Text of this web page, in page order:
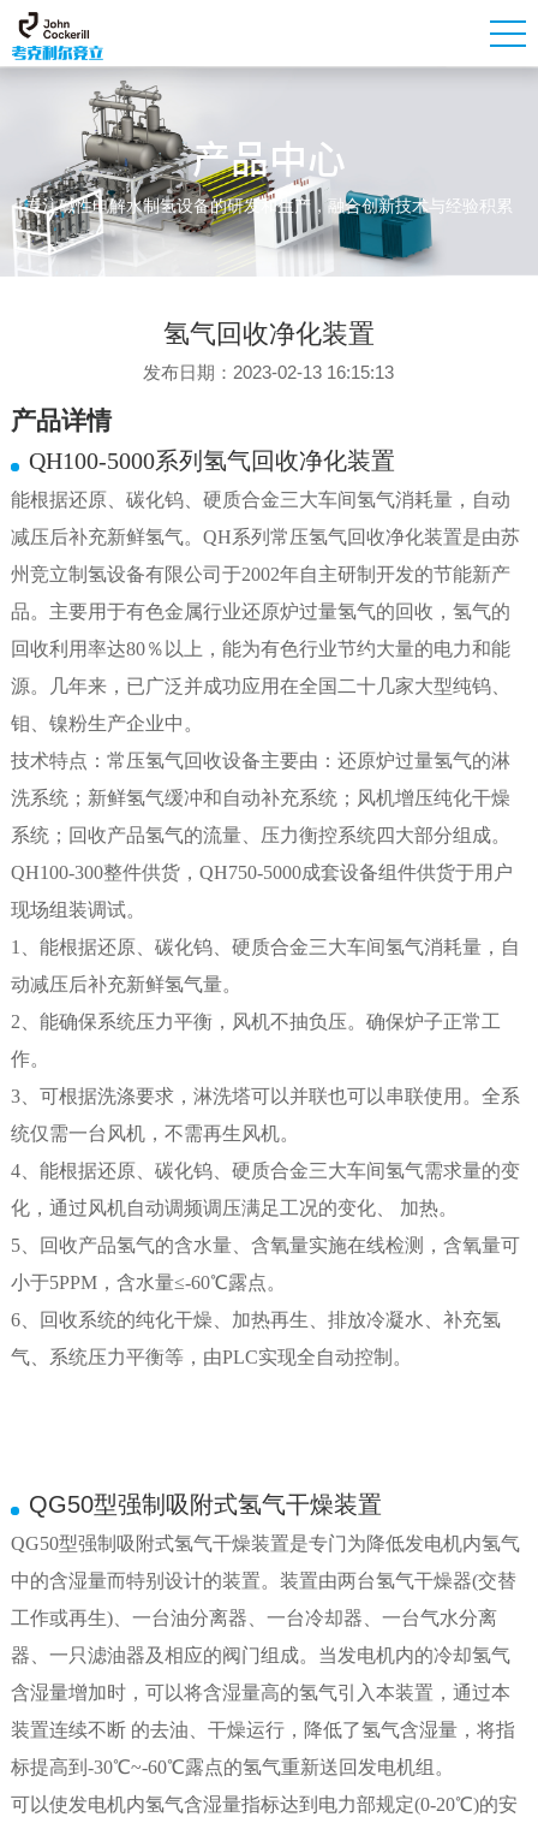
产品中心
专注碱性电解水制氢设备的研发和生产，融合创新技术与经验积累
氢气回收净化装置
发布日期：2023-02-13 16:15:13
产品详情
QH100-5000系列氢气回收净化装置
能根据还原、碳化钨、硬质合金三大车间氢气消耗量，自动
减压后补充新鲜氢气。 QH系列常压氢气回收净化装置是由苏
州竞立制氢设备有限公司于2002年自主研制开发的节能新产
品。主要用于有色金属行业还原炉过量氢气的回收，氢气的
回收利用率达80％以上，能为有色行业节约大量的电力和能
源。几年来，已广泛并成功应用在全国二十几家大型纯钨、
钼、镍粉生产企业中。
技术特点：常压氢气回收设备主要由：还原炉过量氢气的淋
洗系统；新鲜氢气缓冲和自动补充系统；风机增压纯化干燥
系统；回收产品氢气的流量、压力衡控系统四大部分组成。
QH100-300整件供货，QH750-5000成套设备组件供货于用户
现场组装调试。
1、能根据还原、碳化钨、硬质合金三大车间氢气消耗量，自
动减压后补充新鲜氢气量。
2、能确保系统压力平衡，风机不抽负压。确保炉子正常工
作。
3、可根据洗涤要求，淋洗塔可以并联也可以串联使用。全系
统仅需一台风机，不需再生风机。
4、能根据还原、碳化钨、硬质合金三大车间氢气需求量的变
化，通过风机自动调频调压满足工况的变化、 加热。
5、回收产品氢气的含水量、含氧量实施在线检测，含氧量可
小于5PPM，含水量≤-60℃露点。
6、回收系统的纯化干燥、加热再生、排放冷凝水、补充氢
气、系统压力平衡等，由PLC实现全自动控制。
QG50型强制吸附式氢气干燥装置
QG50型强制吸附式氢气干燥装置是专门为降低发电机内氢气
中的含湿量而特别设计的装置。装置由两台氢气干燥器(交替
工作或再生)、一台油分离器、一台冷却器、一台气水分离
器、一只滤油器及相应的阀门组成。当发电机内的冷却氢气
含湿量增加时，可以将含湿量高的氢气引入本装置，通过本
装置连续不断 的去油、干燥运行，降低了氢气含湿量，将指
标提高到-30℃~-60℃露点的氢气重新送回发电机组。
可以使发电机内氢气含湿量指标达到电力部规定(0-20℃)的安